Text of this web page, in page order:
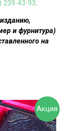
239-43-93.
и фурнитура)
на
Акция